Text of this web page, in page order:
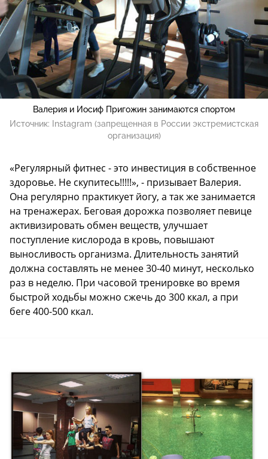
Валерия и Иосиф Пригожин занимаются спортом
Источник:
Instagram (запрещенная в России экстремистская
организация)
«Регулярный фитнес - это инвестиция в собственное
здоровье. Не скупитесь!!!!!», - призывает Валерия.
Она регулярно практикует йогу, а так же занимается
на тренажерах. Беговая дорожка позволяет певице
активизировать обмен веществ, улучшает
поступление кислорода в кровь, повышают
выносливость организма. Длительность занятий
должна составлять не менее 30-40 минут, несколько
раз в неделю. При часовой тренировке во время
быстрой ходьбы можно сжечь до 300 ккал, а при
беге 400-500 ккал.